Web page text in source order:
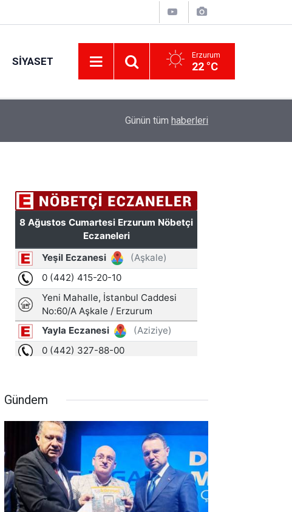
SIYASET Erzurum
22 °C
TSKGV Erzurum Bölge Temsilciliği açıldı
Günün tüm haberleri
Gündem